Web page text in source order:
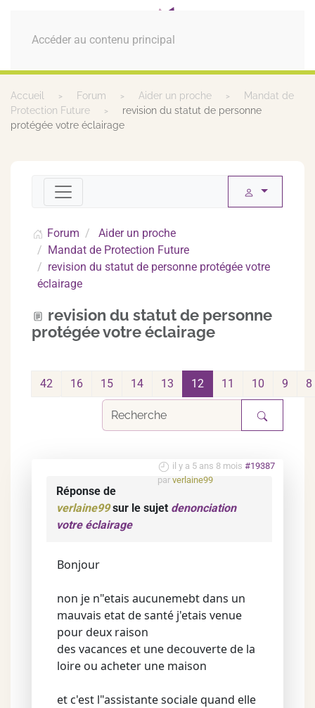
Accéder au contenu principal
MENU
Accueil Forum Aider un proche
Mandat de
Protection Future
revision du statut de personne
protégée votre éclairage
Forum
Aider un proche
Mandat de Protection Future
revision du statut de personne protégée votre
éclairage
revision du statut de personne
protégée votre éclairage
8
9
10
11
12
13
14
15
16
42
il y a 5 ans 8 mois #19387
par verlaine99
Réponse de
verlaine99sur le sujet denonciation
votre éclairage
Bonjour
non je n"etais aucunemebt dans un
mauvais etat de santé j'etais venue
pour deux raison
des vacances et une decouverte de la
loire ou acheter une maison
et c'est l"assistante sociale quand elle